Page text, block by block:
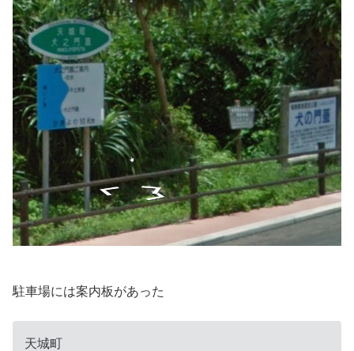
駐車場には案内板があった
天城町